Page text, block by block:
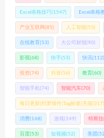
Excel表格技巧(1547) Excel表格
产业互联网 (85) 人工智能(53)
在线教育(53) 大公司财报(90)
影视(68) 快手(53) 快讯(112)
投资(74) 抖音(56) 教育(60)
智能手机(74) 智能汽车(70)
每日更新|织梦插件|Tag标签|充值(317)
消费(168) 游戏(149) 特斯拉
百度(53) 短视频(52) 美团